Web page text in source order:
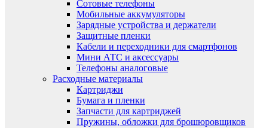
Сотовые телефоны
Мобильные аккумуляторы
Зарядные устройства и держатели
Защитные пленки
Кабели и переходники для смартфонов
Мини АТС и аксессуары
Телефоны аналоговые
Расходные материалы
Картриджи
Бумага и пленки
Запчасти для картриджей
Пружины, обложки для брошюровщиков